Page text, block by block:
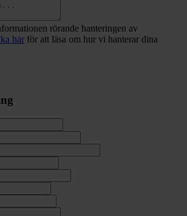
rörande hanteringen av
här för att läsa om hur vi hanterar dina